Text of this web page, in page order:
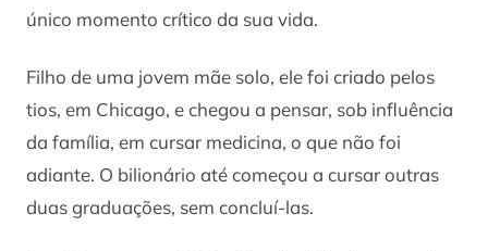
único momento crítico da sua vida.
Filho de uma jovem mãe solo, ele foi criado pelos
tios, em Chicago, e chegou a pensar, sob influência
da família, em cursar medicina, o que não foi
adiante. O bilionário até começou a cursar outras
duas graduações, sem concluí-las.